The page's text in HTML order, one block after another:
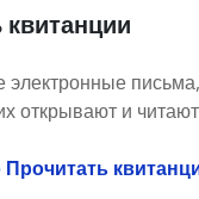
электронные
открывают и читают